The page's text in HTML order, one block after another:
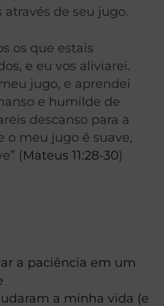
de seu jugo.
os que estais
e eu vos aliviarei.
jugo, e aprendei
e humilde de
descanso para a
o meu jugo é suave,
(Mateus 11:28-30)
a paciência em um
a minha vida (e